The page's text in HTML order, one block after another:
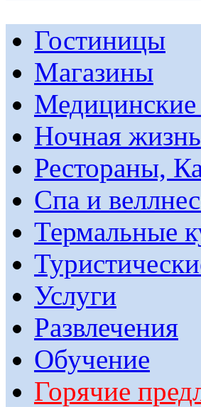
Гостиницы
Магазины
Медицинские
Ночная жизнь
Рестораны,
Спа и
Термальные
Услуги
Развлечения
Обучение
Горячие